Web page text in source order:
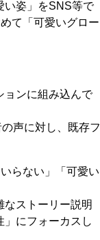
い姿」をSNS等で
て「可愛いグロー
ョンに組み込んで
声に対し、既存フ
らない」「可愛い
なストーリー説明
にフォーカスし